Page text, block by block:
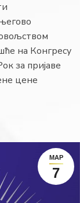
на Конгресу
за пријаве
цене
МАР
7